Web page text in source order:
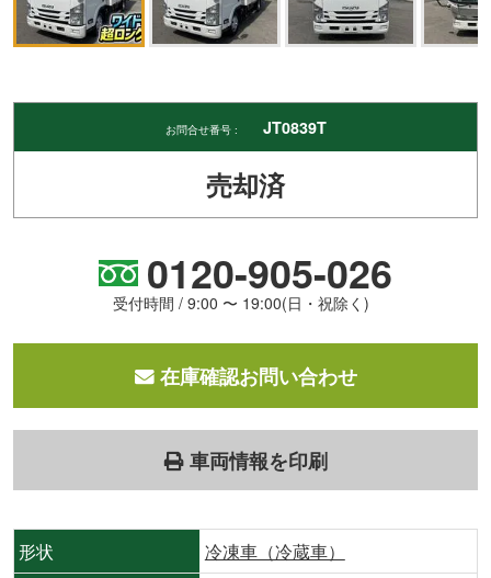
お問合せ番号 : JT0839T
売却済
0120-905-026
受付時間 / 9:00 〜 19:00(日・祝除く)
在庫確認お問い合わせ
車両情報を印刷
形状
冷凍車（冷蔵車）